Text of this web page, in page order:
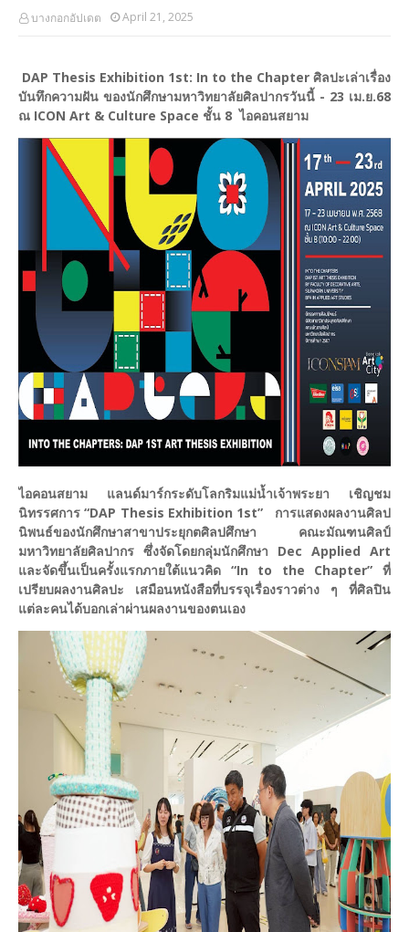
บางกอกอัปเดต April 21, 2025
DAP Thesis Exhibition 1st: In to the Chapter ศิลปะเล่าเรื่อง
บันทึกความฝัน ของนักศึกษามหาวิทยาลัยศิลปากรวันนี้ - 23 เม.ย.68
ณ ICON Art & Culture Space ชั้น 8 ไอคอนสยาม
ไอคอนสยาม แลนด์มาร์กระดับโลกริมแม่น้ำเจ้าพระยา เชิญชม
นิทรรศการ “DAP Thesis Exhibition 1st” การแสดงผลงานศิลป
นิพนธ์ของนักศึกษาสาขาประยุกตศิลปศึกษา คณะมัณฑนศิลป์
มหาวิทยาลัยศิลปากร ซึ่งจัดโดยกลุ่มนักศึกษา Dec Applied Art
และจัดขึ้นเป็นครั้งแรกภายใต้แนวคิด “In to the Chapter” ที่
เปรียบผลงานศิลปะ เสมือนหนังสือที่บรรจุเรื่องราวต่าง ๆ ที่ศิลปิน
แต่ละคนได้บอกเล่าผ่านผลงานของตนเอง